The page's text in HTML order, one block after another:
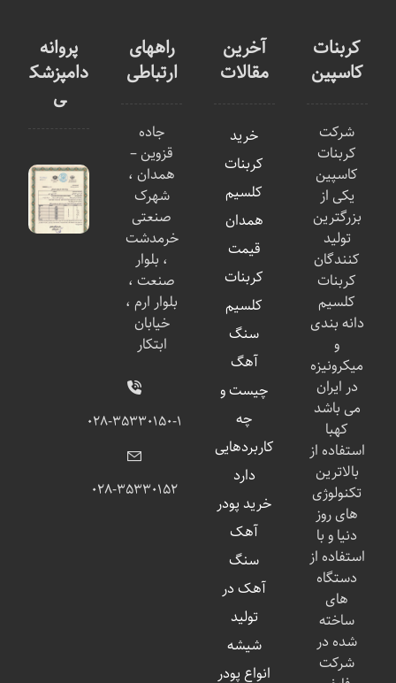
کربنات
کاسپین
شرکت
کربنات
کاسپین
یکی از
بزرگترین
تولید
کنندگان
کربنات
کلسیم
دانه بندی
و
میکرونیزه
در ایران
می باشد
کهبا
استفاده از
بالاترین
تکنولوژی
های روز
دنیا و با
استفاده از
دستگاه
های
ساخته
شده در
شرکت
آخرین
مقالات
خرید
کربنات
کلسیم
همدان
قیمت
کربنات
کلسیم
سنگ
آهگ
چیست و
چه
کاربردهایی
دارد
خرید پودر
آهک
سنگ
آهک در
تولید
شیشه
انواع پودر
راههای
ارتباطی
جاده
قزوین –
همدان ،
شهرک
صنعتی
خرمدشت
، بلوار
صنعت ،
بلوار ارم ،
خیابان
ابتکار
۰۲۸-۳۵۳۳۰۱۵۰-۱
۰۲۸-۳۵۳۳۰۱۵۲
پروانه
دامپزشک
ی